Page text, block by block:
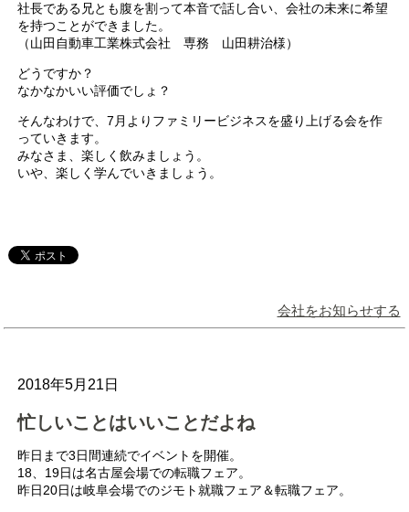
社長である兄とも腹を割って本音で話し合い、会社の未来に希望
を持つことができました。
（山田自動車工業株式会社 専務 山田耕治様）
どうですか？
なかなかいい評価でしょ？
そんなわけで、7月よりファミリービジネスを盛り上げる会を作
っていきます。
みなさま、楽しく飲みましょう。
いや、楽しく学んでいきましょう。
会社をお知らせする
2018年5月21日
忙しいことはいいことだよね
昨日まで3日間連続でイベントを開催。
18、19日は名古屋会場での転職フェア。
昨日20日は岐阜会場でのジモト就職フェア＆転職フェア。